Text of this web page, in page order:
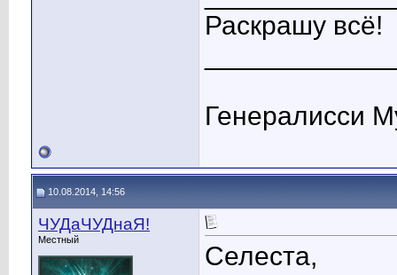
Раскрашу всё!
Генералисси
10.08.2014, 14:56
ЧУДаЧУДнаЯ!
Местный
Селеста,